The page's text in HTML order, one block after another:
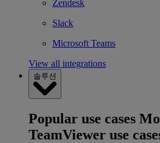
Zendesk
Slack
Microsoft Teams
View all integrations
솔루션
Popular use cases
TeamViewer use